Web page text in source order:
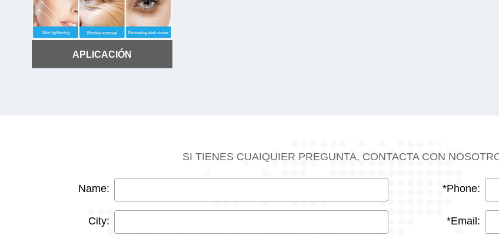
APLICACIÓN
SI TIENES CUAIQUIER PREGUNTA, CONTACTA CON
Name: *Phone:
City: *Email: